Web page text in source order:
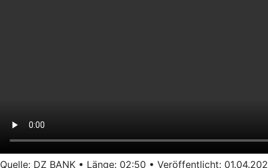
Quelle: DZ BANK • Länge: 02:50 • Veröffentlicht: